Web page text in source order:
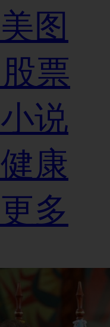
美图
股票
小说
健康
更多